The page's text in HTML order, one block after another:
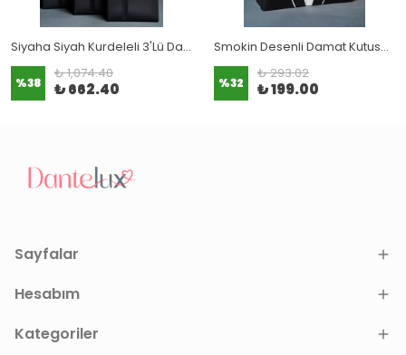
Siyaha Siyah Kurdeleli 3'Lü Damat Kutusu (3 BOY TAM SET)
%38
₺ 1,074.40
₺ 662.40
Smokin Desenli Damat Kutusu (1 Adet)
%32
₺ 293.02
₺ 199.00
Sayfalar
Hesabım
Kategoriler